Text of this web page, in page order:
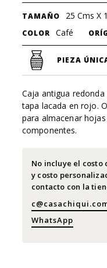
TAMAÑO 25 Cms X
COLOR Café
PIEZA
Caja antigua
tapa lacada en rojo.
para almacenar
componentes.
No incluye el
y costo
contacto con la
WhatsApp